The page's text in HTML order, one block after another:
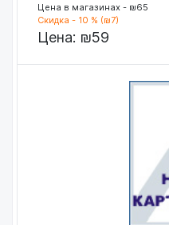
Цена в магазинах - ₪65
Скидка - 10 % (₪7)
Цена: ₪59